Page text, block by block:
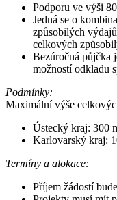
Podporu ve výši
Jedná se o
způsobilých
celkových
Bezúročná půjčka
možností odkladu
Podmínky:
Maximální výše
Ústecký kraj: 300
Karlovarský kraj:
Termíny a alokace:
Příjem žádostí